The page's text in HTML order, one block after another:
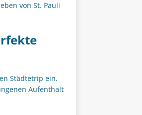
von St. Pauli
Städtetrip ein.
Aufenthalt